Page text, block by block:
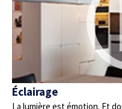
Éclairage
La lumière est émotion. Et